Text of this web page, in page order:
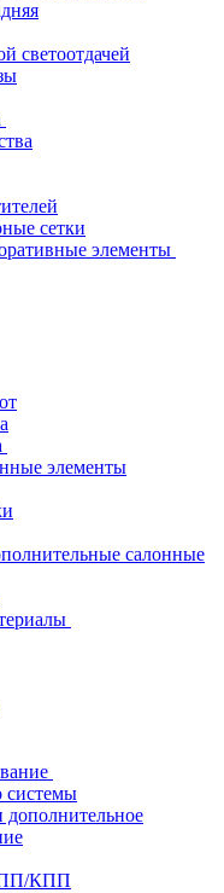
светоотдачей
сетки
элементы
элементы
салонные
системы
КПП